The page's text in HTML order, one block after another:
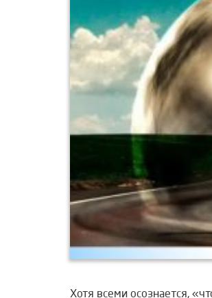
Хотя всеми осознается,